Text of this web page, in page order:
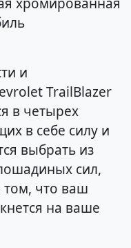
и
TrailBlazer
в четырех
в себе силу и
выбрать из
сил,
что ваш
на ваше